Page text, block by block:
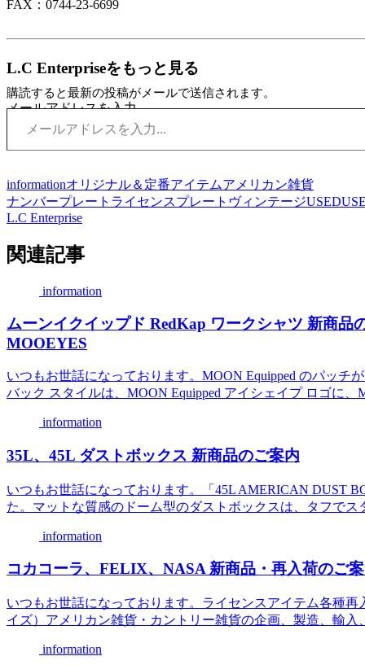
FAX：0744-23-6699
L.C Enterpriseをもっと見る
購読すると最新の投稿がメールで送信されます。
メールアドレスを入力...
informationオリジナル＆定番アイテムアメリカン雑貨
ナンバープレート ライセンスプレート ヴィンテージUSED
L.C Enterprise
関連記事
information
ムーンイクイップド RedKap ワークシャツ 新商
MOOEYES
いつもお世話になっております。MOON Equipped のパッチ
バック スタイルは、MOON Equipped アイシェイプ ロゴに、
information
35L、45L ダストボックス 新商品のご案内
いつもお世話になっております。「45L AMERICAN DUST
た。マットな質感のドーム型のダストボックスは、タフで
information
コカコーラ、FELIX、NASA 新商品・再入荷のご
いつもお世話になっております。ライセンスアイテム各種
イズ）アメリカン雑貨・カントリー雑貨の企画、製造、輸入
information